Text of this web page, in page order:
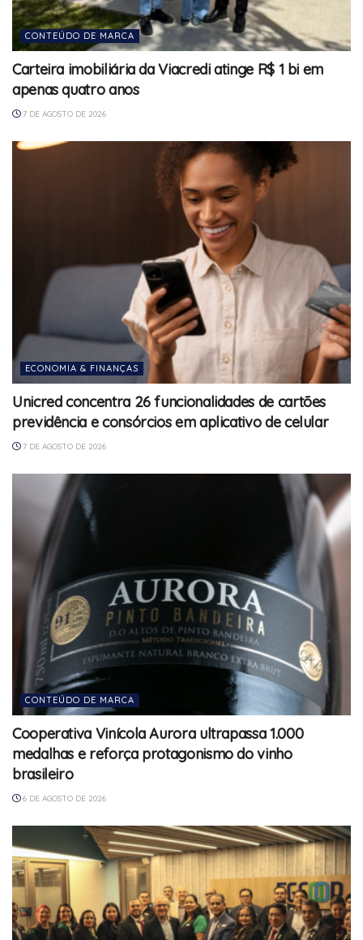
CONTEÚDO DE MARCA
Carteira imobiliária da Viacredi atinge R$ 1 bi em
apenas quatro anos
7 DE AGOSTO DE 2026
ECONOMIA & FINANÇAS
Unicred concentra 26 funcionalidades de cartões
previdência e consórcios em aplicativo de celular
7 DE AGOSTO DE 2026
CONTEÚDO DE MARCA
Cooperativa Vinícola Aurora ultrapassa 1.000
medalhas e reforça protagonismo do vinho
brasileiro
6 DE AGOSTO DE 2026